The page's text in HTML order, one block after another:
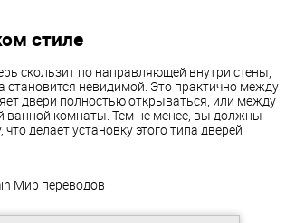
стиле
скользит по направляющей внутри стены,
невидимой. Это практично между
двери полностью открываться, или между
ванной комнаты. Тем не менее, вы должны
делает установку этого типа дверей
Мир переводов